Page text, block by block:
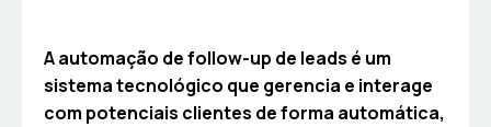
A automação de follow-up de leads é um
sistema tecnológico que gerencia e interage
com potenciais clientes de forma automática,